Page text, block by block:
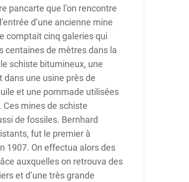
pancarte que l’on rencontre
d’une ancienne mine
comptait cinq galeries qui
centaines de mètres dans la
schiste bitumineux, une
dans une usine près de
et une pommade utilisées
mines de schiste
de fossiles. Bernhard
fut le premier à
1907. On effectua alors des
auxquelles on retrouva des
et d’une très grande